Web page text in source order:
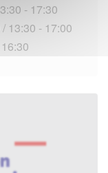
- 17:30
13:30 - 17:00